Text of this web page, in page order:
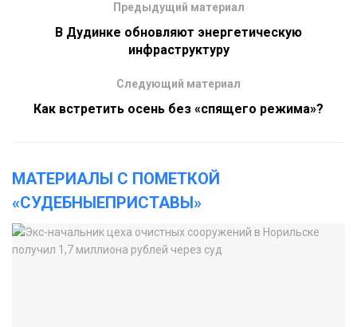
Предыдущий материал
В Дудинке обновляют энергетическую
инфраструктуру
Следующий материал
Как встретить осень без «спящего режима»?
МАТЕРИАЛЫ С ПОМЕТКОЙ
«СУДЕБНЫЕПРИСТАВЫ»